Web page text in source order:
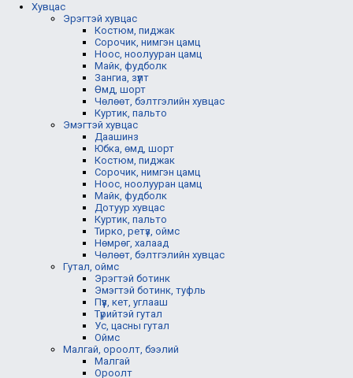
Хувцас
Эрэгтэй хувцас
Костюм, пиджак
Сорочик, нимгэн цамц
Ноос, ноолууран цамц
Майк, фудболк
Зангиа, зүүлт
Өмд, шорт
Чөлөөт, бэлтгэлийн хувцас
Куртик, пальто
Эмэгтэй хувцас
Даашинз
Юбка, өмд, шорт
Костюм, пиджак
Сорочик, нимгэн цамц
Ноос, ноолууран цамц
Майк, фудболк
Дотуур хувцас
Куртик, пальто
Тирко, ретүз, оймс
Нөмрөг, халаад
Чөлөөт, бэлтгэлийн хувцас
Гутал, оймс
Эрэгтэй ботинк
Эмэгтэй ботинк, туфль
Пүүз, кет, углааш
Түрийтэй гутал
Ус, цасны гутал
Оймс
Малгай, ороолт, бээлий
Малгай
Ороолт